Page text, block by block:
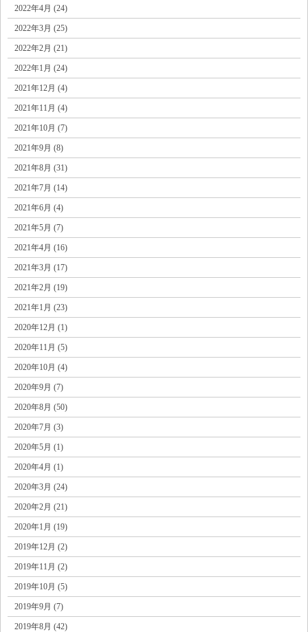
2022年4月 (24)
2022年3月 (25)
2022年2月 (21)
2022年1月 (24)
2021年12月 (4)
2021年11月 (4)
2021年10月 (7)
2021年9月 (8)
2021年8月 (31)
2021年7月 (14)
2021年6月 (4)
2021年5月 (7)
2021年4月 (16)
2021年3月 (17)
2021年2月 (19)
2021年1月 (23)
2020年12月 (1)
2020年11月 (5)
2020年10月 (4)
2020年9月 (7)
2020年8月 (50)
2020年7月 (3)
2020年5月 (1)
2020年4月 (1)
2020年3月 (24)
2020年2月 (21)
2020年1月 (19)
2019年12月 (2)
2019年11月 (2)
2019年10月 (5)
2019年9月 (7)
2019年8月 (42)